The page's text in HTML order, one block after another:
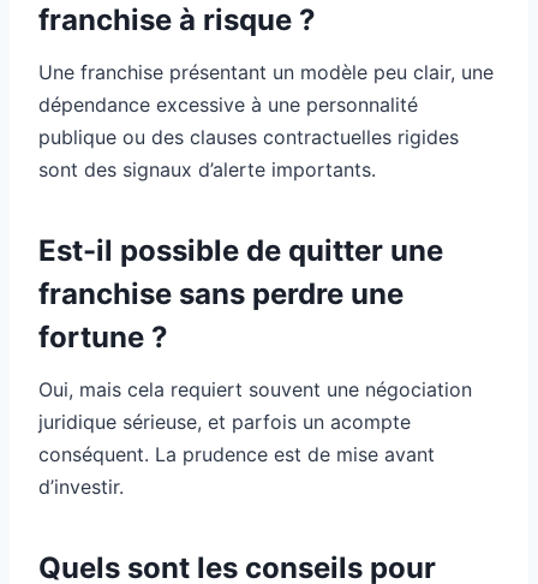
franchise à risque ?
Une franchise présentant un modèle peu clair, une
dépendance excessive à une personnalité
publique ou des clauses contractuelles rigides
sont des signaux d’alerte importants.
Est-il possible de quitter une
franchise sans perdre une
fortune ?
Oui, mais cela requiert souvent une négociation
juridique sérieuse, et parfois un acompte
conséquent. La prudence est de mise avant
d’investir.
Quels sont les conseils pour